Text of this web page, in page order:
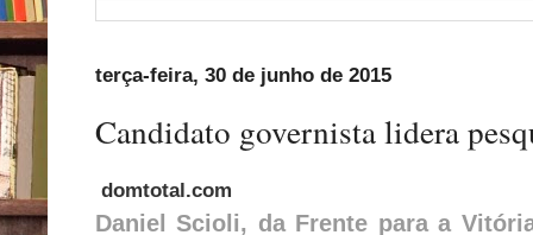
terça-feira, 30 de junho de 2015
Candidato governista lidera
domtotal.com
Daniel Scioli, da Frente para a